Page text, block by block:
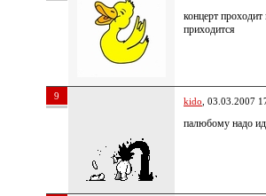
концерт
приходится
9 kido , 03.03.2007
палюбому надо